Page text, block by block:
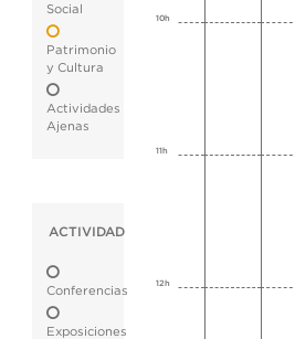
Social
Patrimonio
y Cultura
Actividades
Ajenas
ACTIVIDAD
Conferencias
Exposiciones
10h
11h
12h